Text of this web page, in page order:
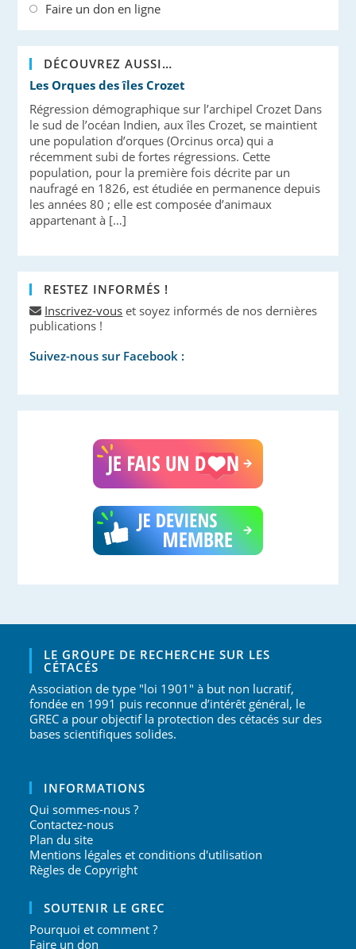
Faire un don en ligne
DÉCOUVREZ AUSSI…
Les Orques des îles Crozet
Régression démographique sur l’archipel Crozet Dans
le sud de l’océan Indien, aux îles Crozet, se maintient
une population d’orques (Orcinus orca) qui a
récemment subi de fortes régressions. Cette
population, pour la première fois décrite par un
naufragé en 1826, est étudiée en permanence depuis
les années 80 ; elle est composée d’animaux
appartenant à […]
RESTEZ INFORMÉS !
Inscrivez-vous et soyez informés de nos dernières
publications !
Suivez-nous sur Facebook :
LE GROUPE DE RECHERCHE SUR LES
CÉTACÉS
Association de type "loi 1901" à but non lucratif,
fondée en 1991 puis reconnue d’intérêt général, le
GREC a pour objectif la protection des cétacés sur des
bases scientifiques solides.
INFORMATIONS
Qui sommes-nous ?
Contactez-nous
Plan du site
Mentions légales et conditions d'utilisation
Règles de Copyright
SOUTENIR LE GREC
Pourquoi et comment ?
Faire un don